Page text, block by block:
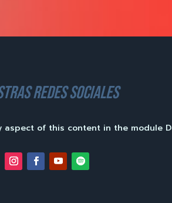
redes sociales
aspect of this content in the module